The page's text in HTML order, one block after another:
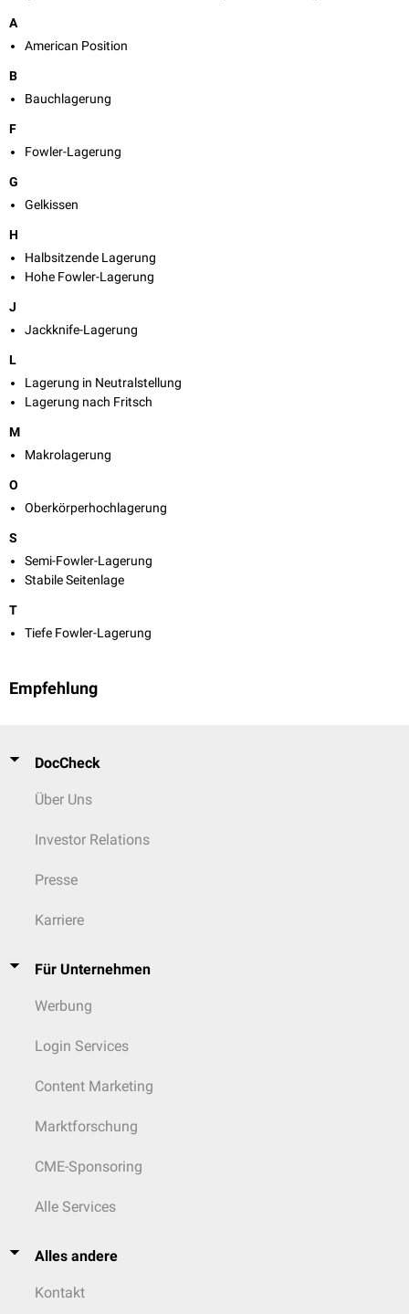
A
American Position
B
Bauchlagerung
F
Fowler-Lagerung
G
Gelkissen
H
Halbsitzende Lagerung
Hohe Fowler-Lagerung
J
Jackknife-Lagerung
L
Lagerung in Neutralstellung
Lagerung nach Fritsch
M
Makrolagerung
O
Oberkörperhochlagerung
S
Semi-Fowler-Lagerung
Stabile Seitenlage
T
Tiefe Fowler-Lagerung
Empfehlung
DocCheck
Über Uns
Investor Relations
Presse
Karriere
Für Unternehmen
Werbung
Login Services
Content Marketing
Marktforschung
CME-Sponsoring
Alle Services
Alles andere
Kontakt